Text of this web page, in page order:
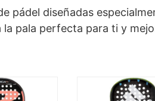
pádel diseñadas
pala perfecta para ti y